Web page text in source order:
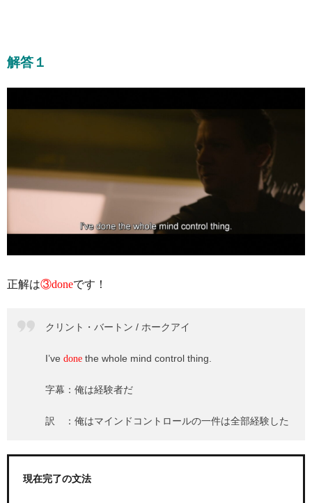
解答１
正解は③doneです！
クリント・バートン / ホークアイ
I’ve done the whole mind control thing.
字幕：俺は経験者だ
訳 ：俺はマインドコントロールの一件は全部経験した
現在完了の文法